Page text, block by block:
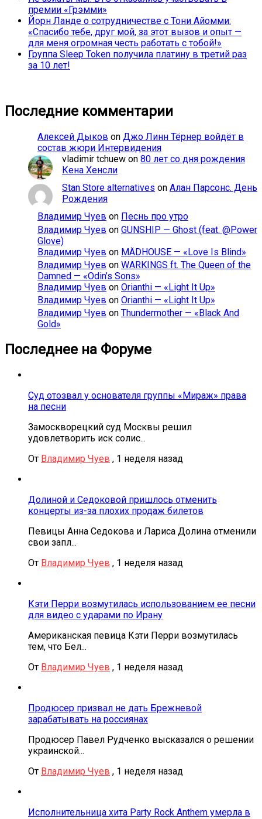
премии «Грэмми»
Йорн Ланде о сотрудничестве с Тони Айомми:
«Спасибо тебе, друг мой, за этот вызов и опыт —
для меня огромная честь работать с тобой!»
Группа Sleep Token получила платину в третий раз
за 10 лет!
Последние комментарии
Алексей Дыков on Джо Линн Тёрнер войдёт в
состав жюри Интервидения
vladimir tchuew on 80 лет со дня рождения
Кена Хенсли
Stan Store alternatives on Алан Парсонс. День
Рождения
Владимир Чуев on Песнь про утро
Владимир Чуев on GUNSHIP — Ghost (feat. @Power
Glove)
Владимир Чуев on MÄDHOUSE — «Love Is Blind»
Владимир Чуев on WARKINGS ft. The Queen of the
Damned — «Odin’s Sons»
Владимир Чуев on Orianthi — «Light It Up»
Владимир Чуев on Orianthi — «Light It Up»
Владимир Чуев on Thundermother — «Black And
Gold»
Последнее на Форуме
Суд отозвал у основателя группы «Мираж» права
на песни
Замоскворецкий суд Москвы решил
удовлетворить иск солис...
От Владимир Чуев , 1 неделя назад
Долиной и Седоковой пришлось отменить
концерты из-за плохих продаж билетов
Певицы Анна Седокова и Лариса Долина отменили
свои запл...
От Владимир Чуев , 1 неделя назад
Кэти Перри возмутилась использованием ее песни
для видео с ударами по Ирану
Американская певица Кэти Перри возмутилась
тем, что Бел...
От Владимир Чуев , 1 неделя назад
Продюсер призвал не дать Брежневой
зарабатывать на россиянах
Продюсер Павел Рудченко высказался о решении
украинской...
От Владимир Чуев , 1 неделя назад
Исполнительница хита Party Rock Anthem умерла в